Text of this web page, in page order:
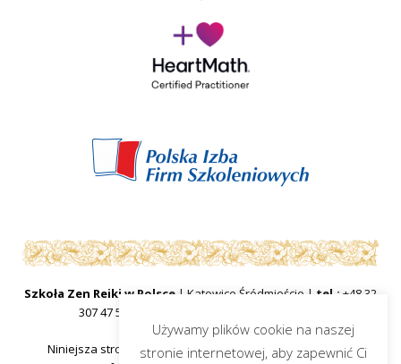
Szkoła Zen Reiki w Polsce | Katowice Śródmieście | tel.: +48 32
307 47 57
Niniejsza strona internetowa ma charakter informacyjny
Używamy plików cookie na naszej
stronie internetowej, aby zapewnić Ci